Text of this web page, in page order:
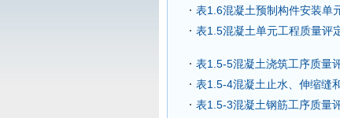
表1.6混凝土预制构件安装单
表1.5混凝土单元工程质量评
表1.5-5混凝土浇筑工序质量
表1.5-4混凝土止水、伸缩缝
表1.5-3混凝土钢筋工序质量